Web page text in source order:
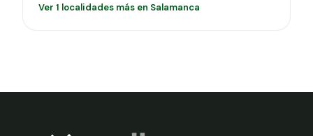
Ver 1 localidades más en Salamanca